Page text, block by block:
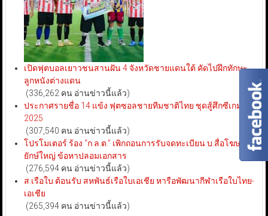
เปิดฟุตบอลเยาวชนสานฝัน 4 จังหวัดชายแดนใต้ คัดไปฝึกทักษะ
ลูกหนังต่างแดน
(336,262 คน อ่านข่าวนี้แล้ว)
ประกาศรายชื่อ 14 แข้ง ฟุตซอลชายทีมชาติไทย ชุดสู้ศึกซีเกมส์
2025
(307,540 คน อ่านข่าวนี้แล้ว)
โปรโมเตอร์ ร้อง “ก.ล.ต.” เพิกถอนการรับจดทะเบียน บ.สื่อโฆษณา
ยักษ์ใหญ่ ข้อหาปลอมเอกสาร
(276,594 คน อ่านข่าวนี้แล้ว)
ส.เรือใบ ต้อนรับ สหพันธ์เรือใบเอเชีย หารือพัฒนากีฬาเรือใบไทย-
เอเชีย
(265,394 คน อ่านข่าวนี้แล้ว)